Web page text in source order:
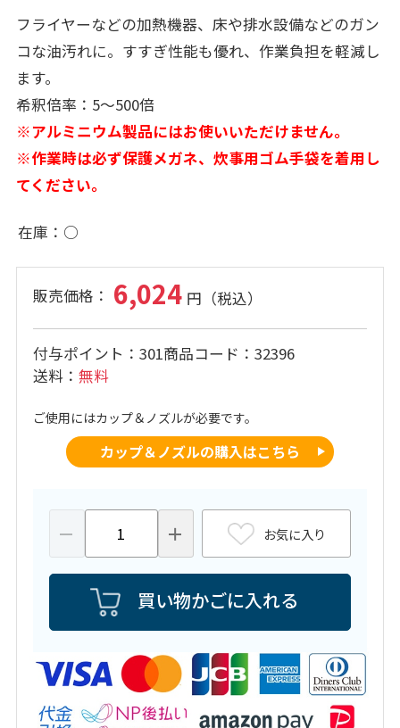
フライヤーなどの加熱機器、床や排水設備などのガン
コな油汚れに。すすぎ性能も優れ、作業負担を軽減し
ます。
希釈倍率：5～500倍
※アルミニウム製品にはお使いいただけません。
※作業時は必ず保護メガネ、炊事用ゴム手袋を着用し
てください。
在庫 ○
6,024
付与ポイント 301商品コード
32396
送料
無料
ご使用にはカップ＆ノズルが必要です。
カップ＆ノズルの購入はこちら
お気に入り
買い物かごに入れる